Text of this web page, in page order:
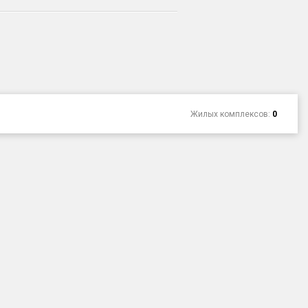
Жилых комплексов: 0